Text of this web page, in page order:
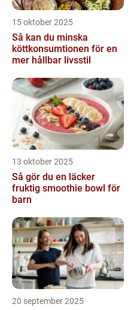
15 oktober 2025
Så kan du minska
köttkonsumtionen för en
mer hållbar livsstil
13 oktober 2025
Så gör du en läcker
fruktig smoothie bowl för
barn
20 september 2025